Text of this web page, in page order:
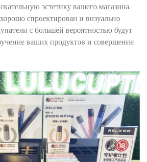
эстетику вашего магазина.
спроектирован и визуально
с большей вероятностью будут
ваших продуктов и совершение